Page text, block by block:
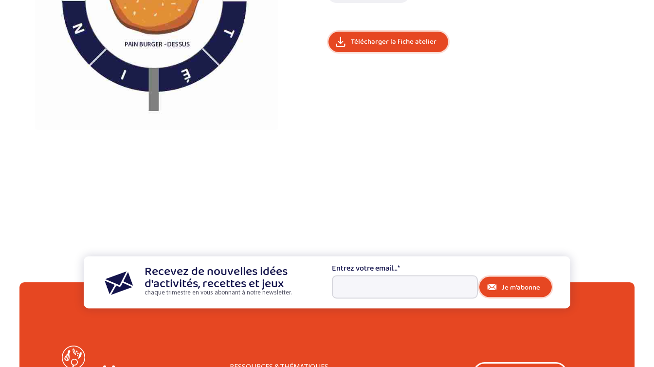
Télécharger la fiche atelier
Recevez de nouvelles idées
d'activités, recettes et jeux
chaque trimestre en vous abonnant à notre newsletter.
Entrez votre email...*
Je m'abonne